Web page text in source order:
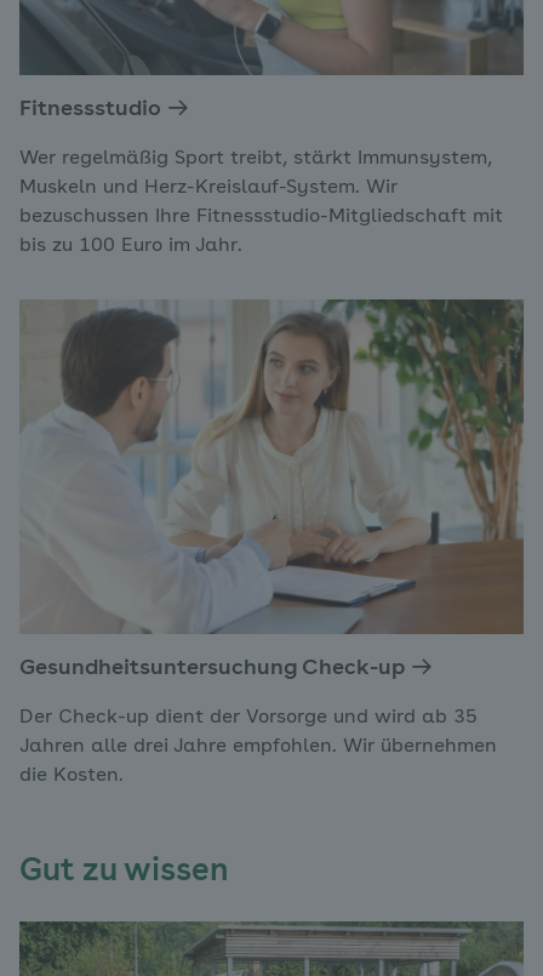
Fitnessstudio
Wer regelmäßig Sport treibt, stärkt Immunsystem,
Muskeln und Herz-Kreislauf-System. Wir
bezuschussen Ihre Fitnessstudio-Mitgliedschaft mit
bis zu 100 Euro im Jahr.
Gesundheitsuntersuchung Check-up
Der Check-up dient der Vorsorge und wird ab 35
Jahren alle drei Jahre empfohlen. Wir übernehmen
die Kosten.
Gut zu wissen